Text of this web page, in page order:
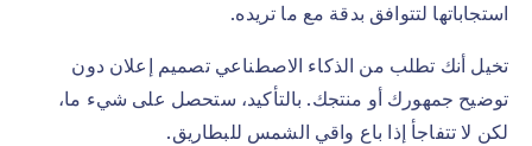
استجاباتها لتتوافق بدقة مع ما تريده.
تخيل أنك تطلب من الذكاء الاصطناعي تصميم إعلان دون
توضيح جمهورك أو منتجك. بالتأكيد، ستحصل على شيء ما،
لكن لا تتفاجأ إذا باع واقي الشمس للبطاريق.